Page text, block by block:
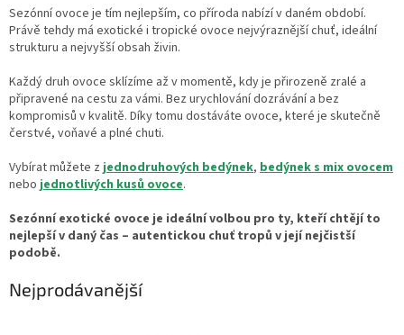
Sezónní ovoce je tím nejlepším, co příroda nabízí v daném období.
Právě tehdy má exotické i tropické ovoce nejvýraznější chuť, ideální
strukturu a nejvyšší obsah živin.
Každý druh ovoce sklízíme až v momentě, kdy je přirozeně zralé a
připravené na cestu za vámi. Bez urychlování dozrávání a bez
kompromisů v kvalitě. Díky tomu dostáváte ovoce, které je skutečně
čerstvé, voňavé a plné chuti.
Vybírat můžete z jednodruhových bedýnek, bedýnek s mix ovocem
nebo jednotlivých kusů ovoce.
Sezónní exotické ovoce je ideální volbou pro ty, kteří chtějí to
nejlepší v daný čas – autentickou chuť tropů v její nejčistší
podobě.
Nejprodávanější